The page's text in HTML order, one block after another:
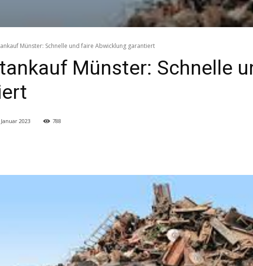
Münster: Schnelle und faire Abwicklung garantiert
Münster: Schnelle
2023 788